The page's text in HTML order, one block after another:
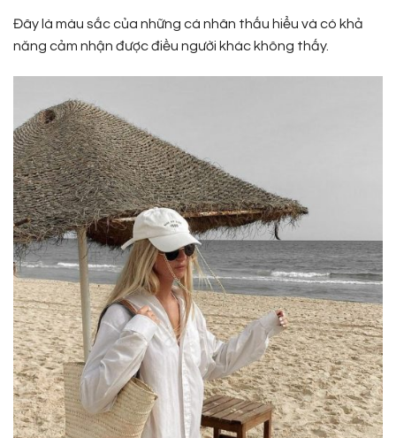
Đây là màu sắc của những cá nhân thấu hiểu và có khả
năng cảm nhận được điều người khác không thấy.